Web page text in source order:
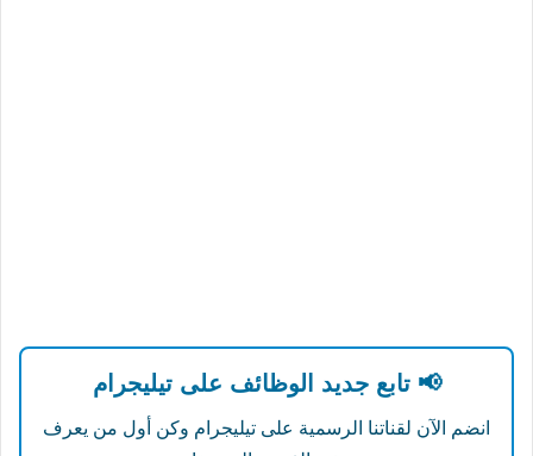
📢 تابع جديد الوظائف على تيليجرام
انضم الآن لقناتنا الرسمية على تيليجرام وكن أول من يعرف